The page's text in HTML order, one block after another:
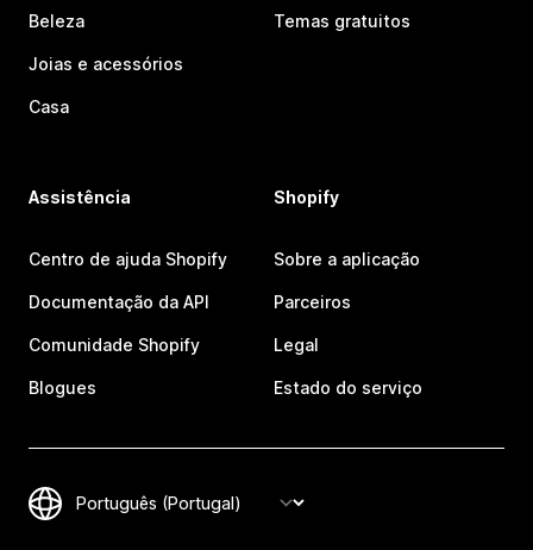
Beleza
Joias e acessórios
Casa
Temas gratuitos
Assistência
Centro de ajuda Shopify
Documentação da API
Comunidade Shopify
Blogues
Shopify
Sobre a aplicação
Parceiros
Legal
Estado do serviço